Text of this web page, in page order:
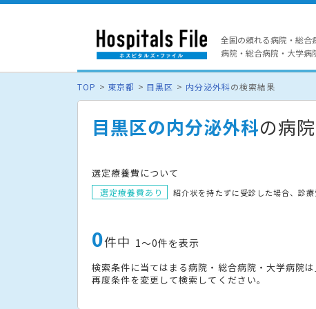
全国の頼れる病院・総合
病院・総合病院・大学病
TOP 東京都 目黒区 内分泌外科の検索結果
目黒区の内分泌外科の病
選定療養費について
選定療養費あり
紹介状を持たずに受診した場合、診
0件中 1〜0件を表示
検索条件に当てはまる病院・総合病院・大学病院は
再度条件を変更して検索してください。